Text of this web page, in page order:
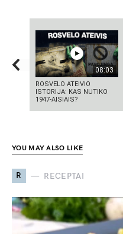
08:03
ROSVELO ATEIVIO
ISTORIJA: KAS NUTIKO
1947-AISIAIS?
YOU MAY ALSO LIKE
R RECEPTAI